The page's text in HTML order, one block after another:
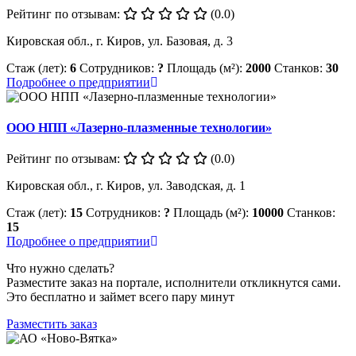
Рейтинг по отзывам:
(0.0)
Кировская обл., г. Киров, ул. Базовая, д. 3
Стаж (лет): 6 Сотрудников: ? Площадь (м²): 2000 Станков: 30
Подробнее о предприятии
ООО НПП «Лазерно-плазменные технологии»
Рейтинг по отзывам:
(0.0)
Кировская обл., г. Киров, ул. Заводская, д. 1
Стаж (лет): 15 Сотрудников: ? Площадь (м²): 10000 Станков:
15
Подробнее о предприятии
Что нужно сделать?
Разместите заказ на портале, исполнители откликнутся сами.
Это бесплатно и займет всего пару минут
Разместить заказ